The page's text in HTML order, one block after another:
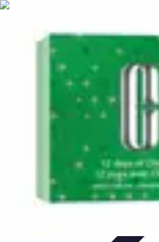
Marques Iconiques
TendancesHistoires de Marques
Marques Iconiques